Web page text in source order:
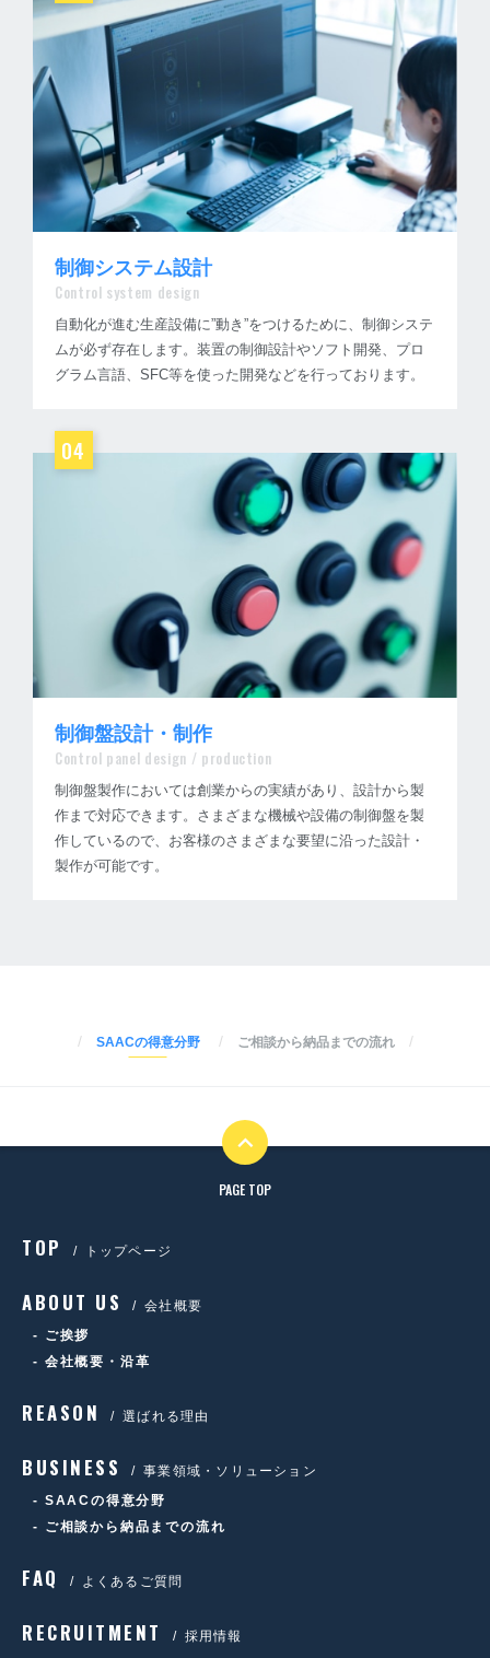
制御システム設計
Control system design
自動化が進む生産設備に”動き”をつけるために、制御システ
ムが必ず存在します。装置の制御設計やソフト開発、プロ
グラム言語、SFC等を使った開発などを行っております。
04
制御盤設計・制作
Control panel design / production
制御盤製作においては創業からの実績があり、設計から製
作まで対応できます。さまざまな機械や設備の制御盤を製
作しているので、お客様のさまざまな要望に沿った設計・
製作が可能です。
SAACの得意分野 ご相談から納品までの流れ
PAGE TOP
TOP トップページ
ABOUT US
会社概要
ご挨拶
会社概要・沿革
REASON 選ばれる理由
BUSINESS
事業領域・ソリューション
SAACの得意分野
ご相談から納品までの流れ
FAQ よくあるご質問
RECRUITMENT 採用情報
SAACの得意分野
ご相談から納品までの流れ